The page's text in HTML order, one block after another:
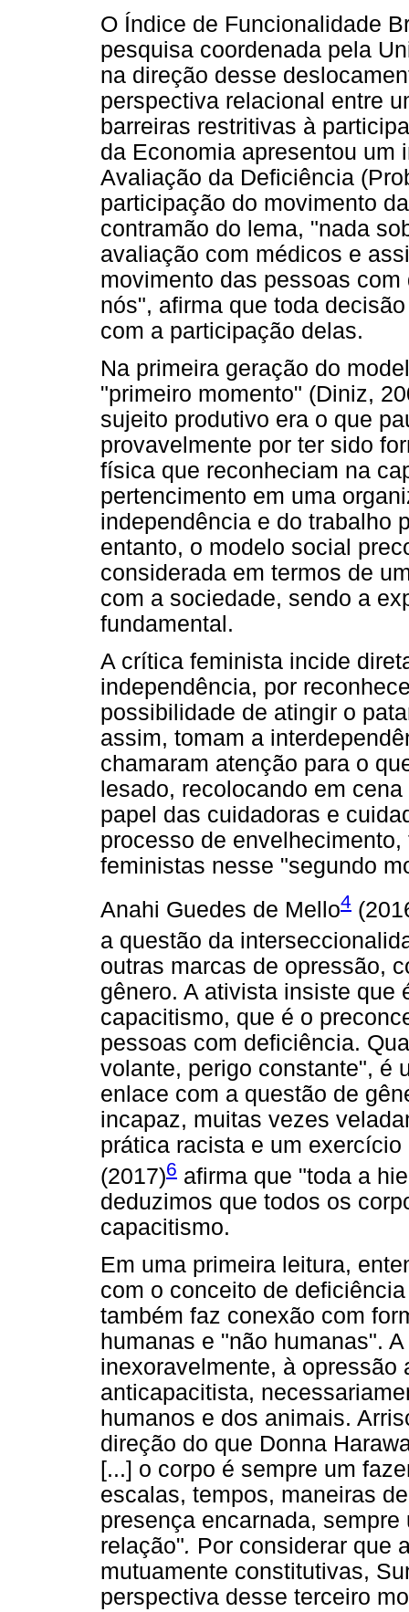
O Índice de Funcionalidade
pesquisa coordenada pela
na direção desse
perspectiva relacional entre
barreiras restritivas à
da Economia apresentou um
Avaliação da Deficiência
participação do movimento
contramão do lema, "nada
avaliação com médicos e
movimento das pessoas
nós", afirma que toda
com a participação delas.
Na primeira geração do
"primeiro momento" (Diniz,
sujeito produtivo era o que
provavelmente por ter sido
física que reconheciam na
pertencimento em uma
independência e do trabalho
entanto, o modelo social
considerada em termos de
com a sociedade, sendo a
fundamental.
A crítica feminista incide
independência, por
possibilidade de atingir o
assim, tomam a
chamaram atenção para o
lesado, recolocando em
papel das cuidadoras e
processo de
feministas nesse "segundo
Anahi Guedes de Mello4
a questão da
outras marcas de opressão,
gênero. A ativista insiste que
capacitismo, que é o
pessoas com deficiência.
volante, perigo constante", é
enlace com a questão de
incapaz, muitas vezes
prática racista e um
(2017)6 afirma que "toda a
deduzimos que todos os
capacitismo.
Em uma primeira leitura,
com o conceito de
também faz conexão com
humanas e "não humanas".
inexoravelmente, à
anticapacitista,
humanos e dos animais.
direção do que Donna
[...] o corpo é sempre um
escalas, tempos, maneiras
presença encarnada,
relação". Por considerar que
mutuamente constitutivas,
perspectiva desse terceiro